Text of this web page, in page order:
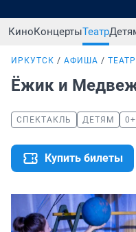
КиноКонцертыТеатр
ИРКУТСК АФИША ТЕАТР
Ёжик и
СПЕКТАКЛЬ ДЕТЯМ 0+
Купить билеты